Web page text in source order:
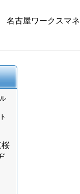
古屋ワークスマネ
桜